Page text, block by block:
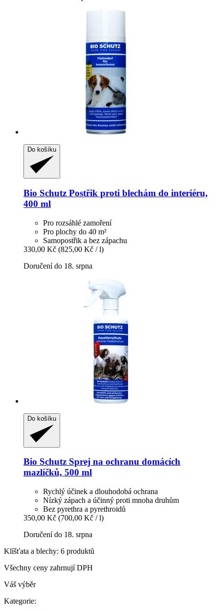
Do košíku
Bio Schutz Postřik proti blechám do interiéru,
400 ml
Pro rozsáhlé zamoření
Pro plochy do 40 m²
Samopostřik a bez zápachu
330,00 Kč (825,00 Kč / l)
Doručení do 18. srpna
Do košíku
Bio Schutz Sprej na ochranu domácích
mazlíčků, 500 ml
Rychlý účinek a dlouhodobá ochrana
Nízký zápach a účinný proti mnoha druhům
Bez pyrethra a pyrethroidů
350,00 Kč (700,00 Kč / l)
Doručení do 18. srpna
Klíšťata a blechy: 6 produktů
Všechny ceny zahrnují DPH
Váš výběr
Kategorie: